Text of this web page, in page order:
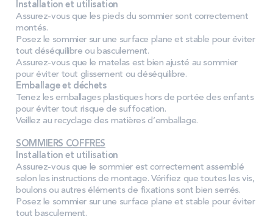
Installation et utilisation
Assurez-vous que les pieds du sommier sont correctement
montés.
Posez le sommier sur une surface plane et stable pour éviter
tout déséquilibre ou basculement.
Assurez-vous que le matelas est bien ajusté au sommier
pour éviter tout glissement ou déséquilibre.
Emballage et déchets
Tenez les emballages plastiques hors de portée des enfants
pour éviter tout risque de suffocation.
Veillez au recyclage des matières d’emballage.
SOMMIERS COFFRES
Installation et utilisation
Assurez-vous que le sommier est correctement assemblé
selon les instructions de montage. Vérifiez que toutes les vis,
boulons ou autres éléments de fixations sont bien serrés.
Posez le sommier sur une surface plane et stable pour éviter
tout basculement.